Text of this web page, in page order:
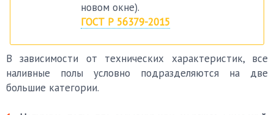
новом окне).
ГОСТ Р 56379-2015
В зависимости от технических характеристик, все
наливные полы условно подразделяются на две
большие категории.